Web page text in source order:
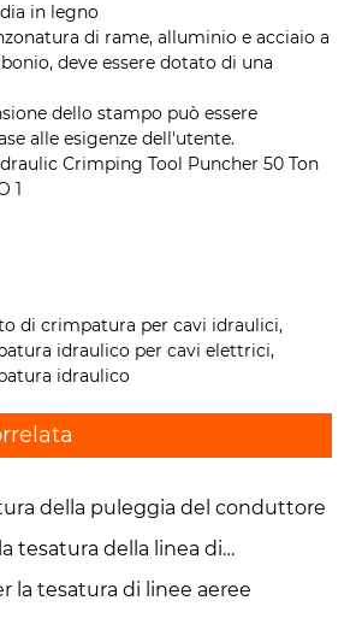
in legno
di rame, alluminio e acciaio a
deve essere dotato di una
dello stampo può essere
alle esigenze dell'utente.
di crimpatura per cavi idraulici,
idraulico per cavi elettrici,
idraulico
della puleggia del conduttore
tesatura della linea di
la tesatura di linee aeree